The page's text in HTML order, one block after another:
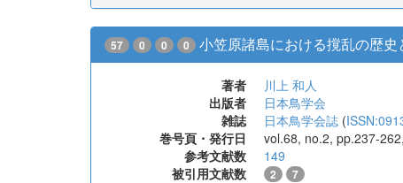
57 0 0 0 小笠原諸島における撹乱の歴
著者
川上 和人
出版者
日本鳥学会
雑誌
日本鳥学会誌 (
巻号頁・発行日
vol.68, no.2, pp.237-
参考文献数
149
被引用文献数
2 7